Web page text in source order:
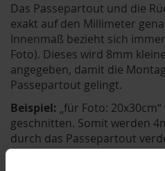
Das Passepartout und die
exakt auf den Millimeter
Innenmaß bezieht sich
Foto). Dieses wird 8mm
angegeben, damit die
Passepartout gelingt.
Beispiel: „für Foto:
geschnitten. Somit werden
durch das Passepartout
Beim Klapp-Passepartout